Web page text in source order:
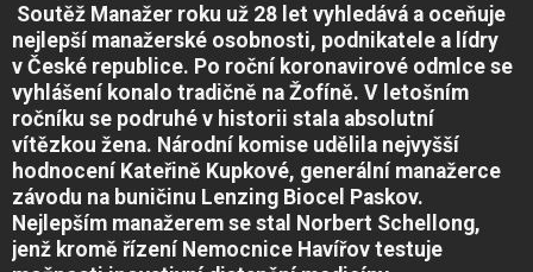
Soutěž Manažer roku už 28 let vyhledává a oceňuje
nejlepší manažerské osobnosti, podnikatele a lídry
v České republice. Po roční koronavirové odmlce se
vyhlášení konalo tradičně na Žofíně. V letošním
ročníku se podruhé v historii stala absolutní
vítězkou žena. Národní komise udělila nejvyšší
hodnocení Kateřině Kupkové, generální manažerce
závodu na buničinu Lenzing Biocel Paskov.
Nejlepším manažerem se stal Norbert Schellong,
jenž kromě řízení Nemocnice Havířov testuje